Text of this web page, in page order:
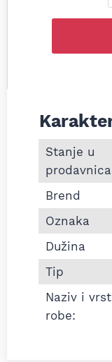
Informacije
Stanje u
Brend
Oznaka
Dužina
Tip
Naziv i
robe: